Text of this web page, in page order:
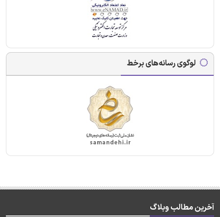
لوگوی رسانه‌های برخط
آخرین مطالب وبلاگ